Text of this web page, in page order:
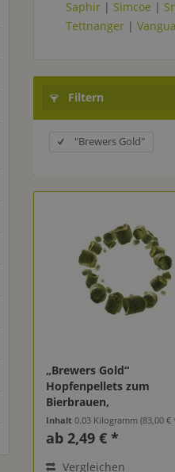
Saphir | Simcoe |
Tettnanger |
Filtern
"Brewers Gold"
„Brewers Gold“
Hopfenpellets zum
Bierbrauen,
Alphasäuregehalt: 5 - 8
Inhalt0.03 Kilogramm(83,00 € * / 1
ab 2,49 € *
Vergleichen